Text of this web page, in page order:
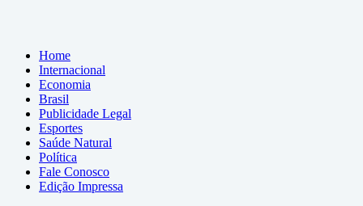
Home
Internacional
Economia
Brasil
Publicidade Legal
Esportes
Saúde Natural
Política
Fale Conosco
Edição Impressa